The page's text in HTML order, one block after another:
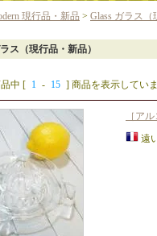
現行品・新品 > Glass ガラス
ス（現行品・新品）
中 [ 1 - 15 ] 商品を表示してい
［ア
遠